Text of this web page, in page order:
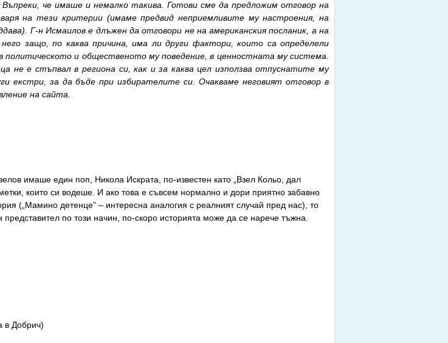
че имаше и немалко такива. Готови сме да предложим отговор на
на тези критерии (имаме предвид неприемливите му настроения, на
Г-н Исмаилов е длъжен да отговори не на американския посланик, а на
защо, по каква причина, има ли други фактори, които са определели
политическото и общественото му поведение, в ценностната му система.
не е стъпвал в региона си, как и за каква цел използва отпуснатите му
екстри, за да бъде при избирателите си. Очакваме неговият отговор в
на сайта.
имаше един поп, Никола Искрата, по-известен като „Взел Кольо, дал
които си водеше. И ако това е съвсем нормално и дори приятно забавно
(„Мамино детенце” – интересна аналогия с реалният случай пред нас), то
представител по този начин, по-скоро историята може да се нарече тъжна.
в Добрич)